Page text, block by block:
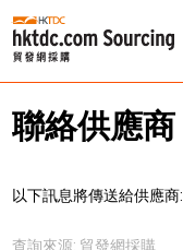
聯絡供應商
以下訊息將傳送給供應商:
查詢來源: 貿發網採購